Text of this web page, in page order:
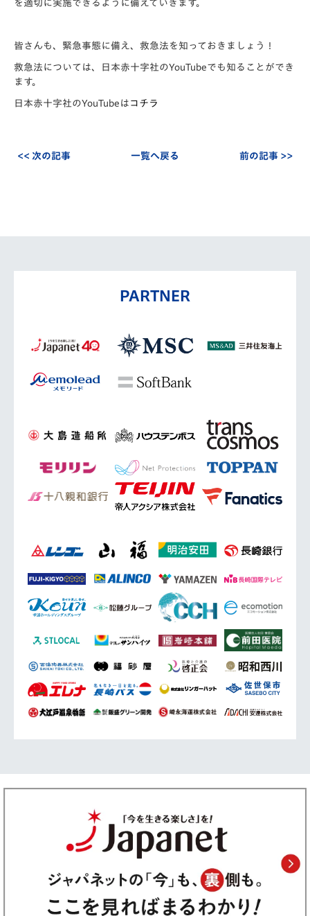
を適切に実施できるように備えていきます。
皆さんも、緊急事態に備え、救急法を知っておきましょう！
救急法については、日本赤十字社のYouTubeでも知ることができ
ます。
日本赤十字社のYouTubeは コチラ
<< 次の記事 一覧へ戻る 前の記事 >>
PARTNER